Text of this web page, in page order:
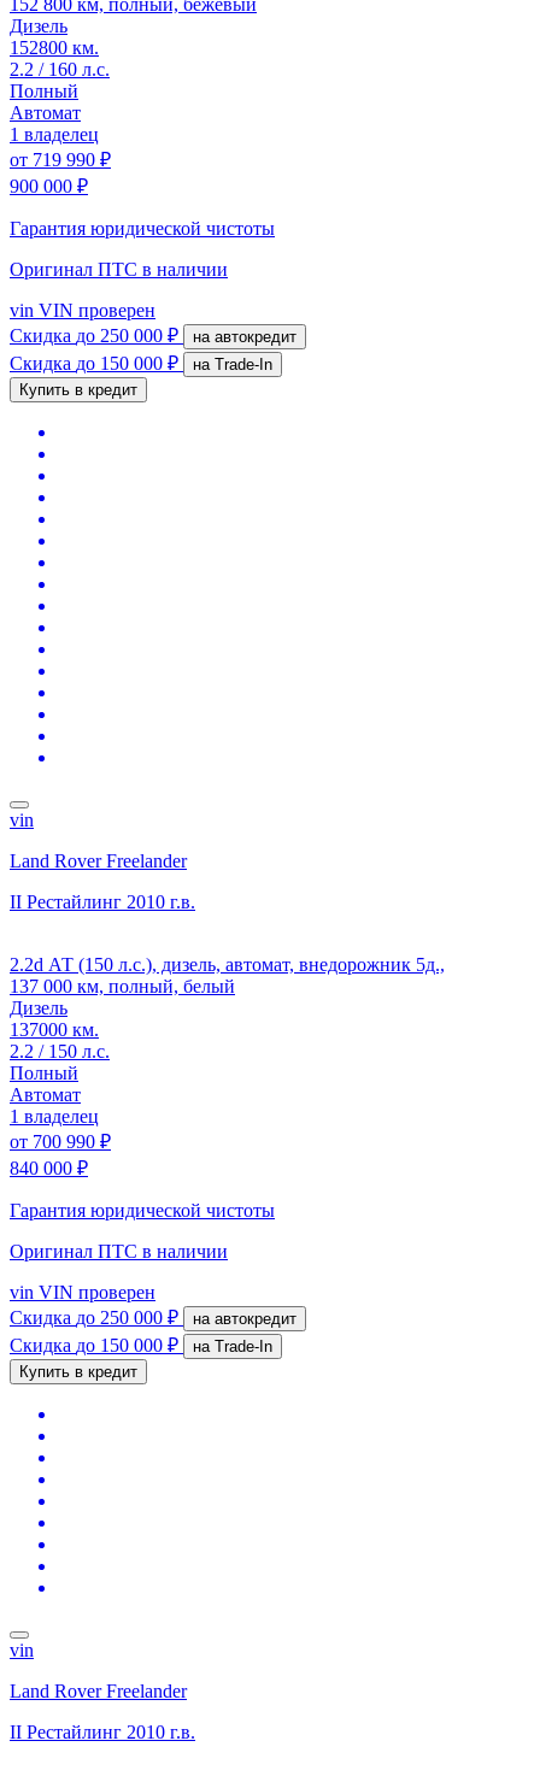
Дизель
152800 км.
2.2 / 160 л.с.
Полный
Автомат
1 владелец
от 719 990 ₽
900 000 ₽
Гарантия юридической чистоты
Оригинал ПТС в наличии
vin VIN проверен
Скидка до 250 000 ₽ на автокредит
Скидка до 150 000 ₽
на Trade-In
Купить в кредит
vin
Land Rover Freelander
II Рестайлинг 2010 г.в.
2.2d АТ (150 л.с.), дизель, автомат, внедорожник 5д.,
137 000 км, полный, белый
Дизель
137000 км.
2.2 / 150 л.с.
Полный
Автомат
1 владелец
от 700 990 ₽
840 000 ₽
Гарантия юридической чистоты
Оригинал ПТС в наличии
vin VIN проверен
Скидка до 250 000 ₽ на автокредит
Скидка до 150 000 ₽
на Trade-In
Купить в кредит
vin
Land Rover Freelander
II Рестайлинг 2010 г.в.